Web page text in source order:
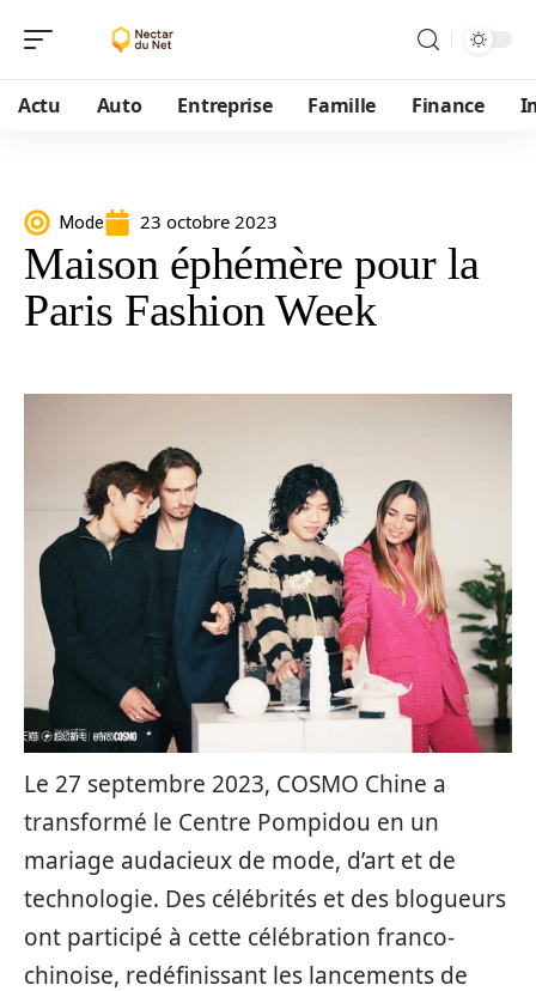
Actu Auto Entreprise Famille Finance
Mode 23 octobre 2023
Maison éphémère pour la
Paris Fashion Week
Le 27 septembre 2023, COSMO Chine a
transformé le Centre Pompidou en un
mariage audacieux de mode, d’art et de
technologie. Des célébrités et des blogueurs
ont participé à cette célébration franco-
chinoise, redéfinissant les lancements de